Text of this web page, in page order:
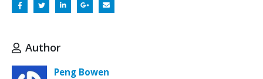
Author
Peng Bowen